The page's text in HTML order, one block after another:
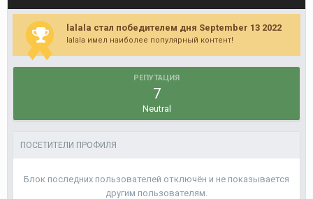
lalala стал победителем дня September 13 2022
lalala имел наиболее популярный контент!
РЕПУТАЦИЯ
7
Neutral
ПОСЕТИТЕЛИ ПРОФИЛЯ
Блок последних пользователей отключён и не показывается
другим пользователям.